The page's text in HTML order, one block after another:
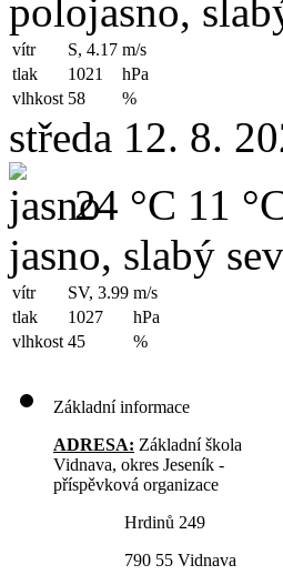
polojasno,
vítr S, 4.17 m/s
tlak
1021
hPa
vlhkost 58 %
středa 12. 8.
24 °C 11
jasno, slabý
vítr SV, 3.99 m/s
tlak
1027
hPa
vlhkost 45 %
Základní informace
ADRESA: Základní škola
Vidnava, okres Jeseník -
příspěvková organizace
Hrdinů 249
790 55 Vidnava